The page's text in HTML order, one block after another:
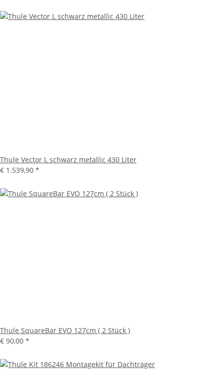
Thule Vector L schwarz metallic 430 Liter
€ 1.539,90 *
Thule SquareBar EVO 127cm ( 2 Stück )
€ 90,00 *